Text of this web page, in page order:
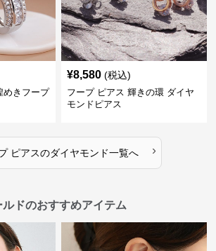
めきフープ
¥8,580 (税込)
フープ ピアス 輝きの環 ダイヤ
モンドピアス
ピアスのダイヤモンド一覧へ ›
ドのおすすめアイテム